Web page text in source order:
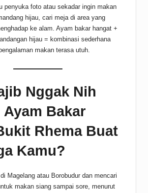
penyuka foto atau sekadar ingin makan
hijau, cari meja di area yang
ke alam. Ayam bakar hangat +
hijau = kombinasi sederhana
makan terasa utuh.
Nggak Nih
Bakar
Rhema Buat
Kamu?
Magelang atau Borobudur dan mencari
makan siang sampai sore, menurut